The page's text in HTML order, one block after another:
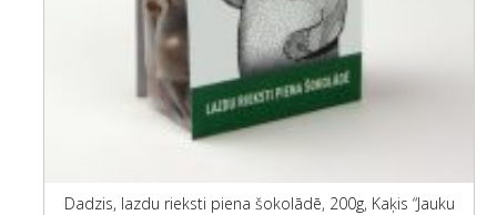
Dadzis, lazdu rieksti piena šokolādē, 200g, Kaķis “Jauku